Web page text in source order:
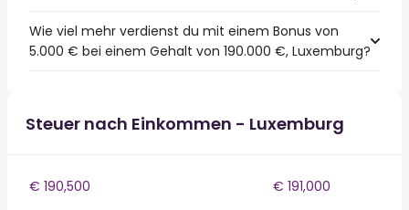
Wie viel mehr verdienst du mit einem Bonus von
5.000 € bei einem Gehalt von 190.000 €, Luxemburg?
Steuer nach Einkommen - Luxemburg
€ 190,500
€ 191,000